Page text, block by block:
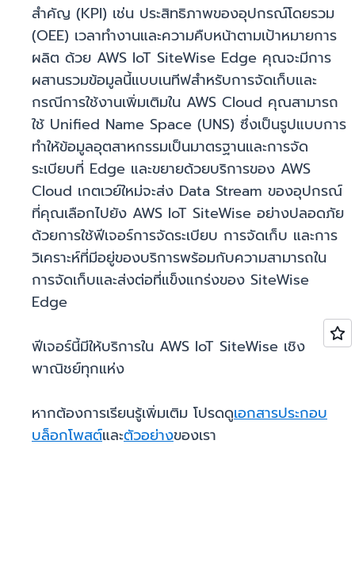
สำคัญ (KPI) เช่น ประสิทธิภาพของอุปกรณ์โดยรวม
(OEE) เวลาทำงานและความคืบหน้าตามเป้าหมายการ
ผลิต ด้วย AWS IoT SiteWise Edge คุณจะมีการ
ผสานรวมข้อมูลนี้แบบเนทีฟสำหรับการจัดเก็บและ
กรณีการใช้งานเพิ่มเติมใน AWS Cloud คุณสามารถ
ใช้ Unified Name Space (UNS) ซึ่งเป็นรูปแบบการ
ทำให้ข้อมูลอุตสาหกรรมเป็นมาตรฐานและการจัด
ระเบียบที่ Edge และขยายด้วยบริการของ AWS
Cloud เกตเวย์ใหม่จะส่ง Data Stream ของอุปกรณ์
ที่คุณเลือกไปยัง AWS IoT SiteWise อย่างปลอดภัย
ด้วยการใช้ฟีเจอร์การจัดระเบียบ การจัดเก็บ และการ
วิเคราะห์ที่มีอยู่ของบริการพร้อมกับความสามารถใน
การจัดเก็บและส่งต่อที่แข็งแกร่งของ SiteWise
Edge
ฟีเจอร์นี้มีให้บริการใน AWS IoT SiteWise เชิง
พาณิชย์ทุกแห่ง
หากต้องการเรียนรู้เพิ่มเติม โปรดดูเอกสารประกอบ
บล็อกโพสต์และตัวอย่างของเรา